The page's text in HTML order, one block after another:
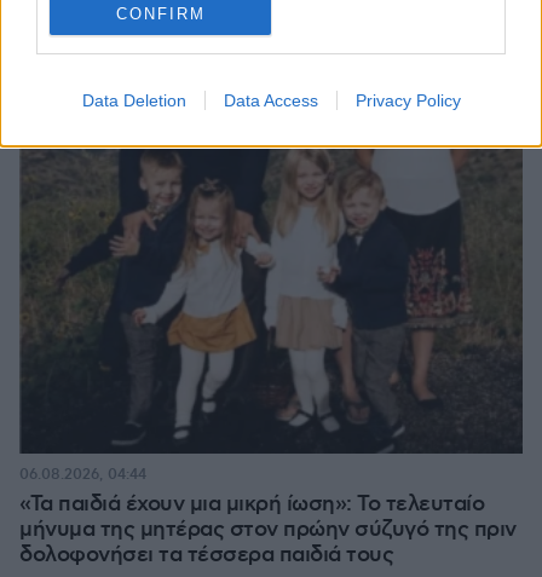
CONFIRM
Data Deletion Data Access Privacy Policy
«Τα παιδιά έχουν μια μικρή ίωση»: Το τελευταίο
μήνυμα της μητέρας στον πρώην σύζυγό της πριν
δολοφονήσει τα τέσσερα παιδιά τους
06.08.2026, 04:44